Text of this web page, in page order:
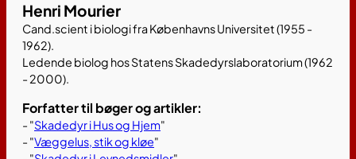
Henri Mourier
Cand.scient i biologi fra Københavns Universitet (1955 -
1962).
Ledende biolog hos Statens Skadedyrslaboratorium (1962
- 2000).
Forfatter til bøger og artikler:
- "Skadedyr i Hus og Hjem"
- "Væggelus, stik og kløe"